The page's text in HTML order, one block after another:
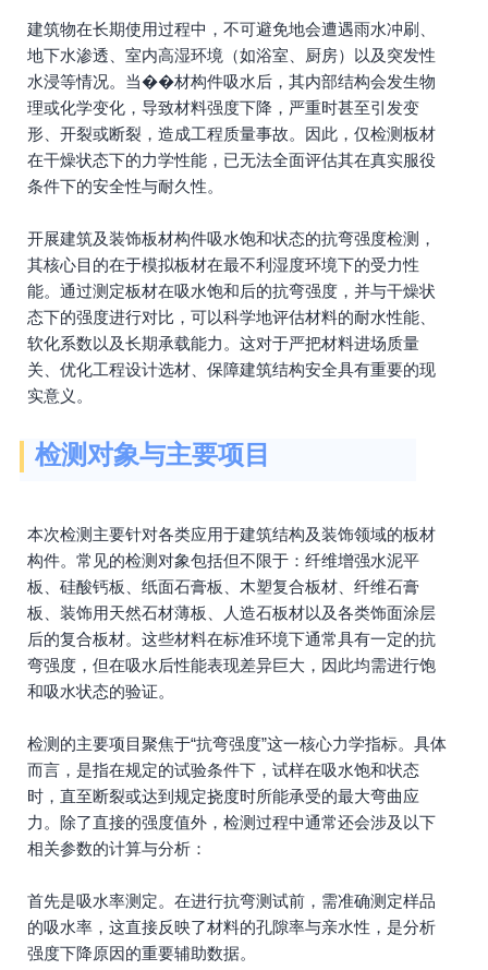
建筑物在长期使用过程中，不可避免地会遭遇雨水冲刷、
地下水渗透、室内高湿环境（如浴室、厨房）以及突发性
水浸等情况。当��材构件吸水后，其内部结构会发生物
理或化学变化，导致材料强度下降，严重时甚至引发变
形、开裂或断裂，造成工程质量事故。因此，仅检测板材
在干燥状态下的力学性能，已无法全面评估其在真实服役
条件下的安全性与耐久性。
开展建筑及装饰板材构件吸水饱和状态的抗弯强度检测，
其核心目的在于模拟板材在最不利湿度环境下的受力性
能。通过测定板材在吸水饱和后的抗弯强度，并与干燥状
态下的强度进行对比，可以科学地评估材料的耐水性能、
软化系数以及长期承载能力。这对于严把材料进场质量
关、优化工程设计选材、保障建筑结构安全具有重要的现
实意义。
检测对象与主要项目
本次检测主要针对各类应用于建筑结构及装饰领域的板材
构件。常见的检测对象包括但不限于：纤维增强水泥平
板、硅酸钙板、纸面石膏板、木塑复合板材、纤维石膏
板、装饰用天然石材薄板、人造石板材以及各类饰面涂层
后的复合板材。这些材料在标准环境下通常具有一定的抗
弯强度，但在吸水后性能表现差异巨大，因此均需进行饱
和吸水状态的验证。
检测的主要项目聚焦于“抗弯强度”这一核心力学指标。具体
而言，是指在规定的试验条件下，试样在吸水饱和状态
时，直至断裂或达到规定挠度时所能承受的最大弯曲应
力。除了直接的强度值外，检测过程中通常还会涉及以下
相关参数的计算与分析：
首先是吸水率测定。在进行抗弯测试前，需准确测定样品
的吸水率，这直接反映了材料的孔隙率与亲水性，是分析
强度下降原因的重要辅助数据。